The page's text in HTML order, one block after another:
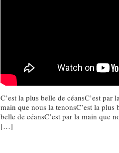
C’est la plus belle de céansC’est par
main que nous la tenonsC’est la plus
belle de céansC’est par la main que
[…]